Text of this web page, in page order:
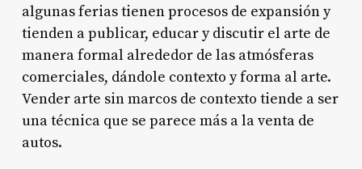
algunas ferias tienen procesos de expansión y
tienden a publicar, educar y discutir el arte de
manera formal alrededor de las atmósferas
comerciales, dándole contexto y forma al arte.
Vender arte sin marcos de contexto tiende a ser
una técnica que se parece más a la venta de
autos.